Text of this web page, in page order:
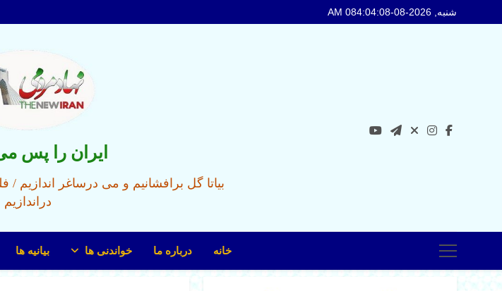
شنبه, 2026-08-08 4:04:09 AM
ایران را پس
بیاتا گل برافشانیم و می درساغر
دراندازیم
خانه درباره ما خواندنی ها بیانیه ها